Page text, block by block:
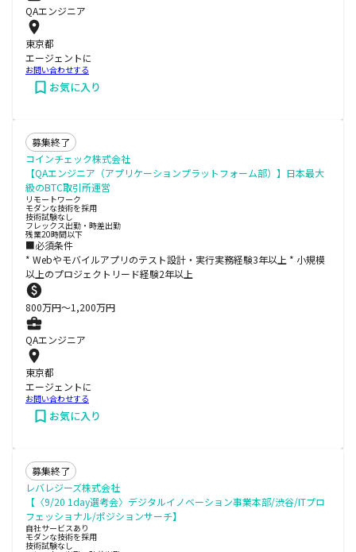
QAエンジニア
東京都
エージェントに
お問い合わせする
お気に入り
募集終了
コインチェック株式会社
【QAエンジニア（アプリケーションプラットフォーム部）】日本最大
級のBTC取引所運営
リモートワーク
モダンな技術を採用
技術試験なし
フレックス出勤・時差出勤
残業20時間以下
■必須条件
* Webやモバイルアプリのテスト設計・実行実務経験3年以上 * 小規模
以上のプロジェクトリード経験2年以上
800万円〜1,200万円
QAエンジニア
東京都
エージェントに
お問い合わせする
お気に入り
募集終了
レバレジーズ株式会社
【〈9/20 1day選考会〉デジタルイノベーション事業本部/渋谷/ITプロ
フェッショナル/ポジションサーチ】
自社サービスあり
モダンな技術を採用
技術試験なし